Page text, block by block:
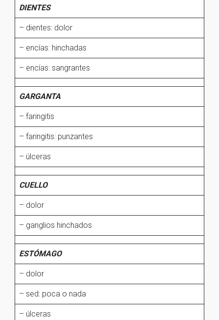
DIENTES
– dientes: dolor
– encías: hinchadas
– encías: sangrantes
GARGANTA
– faringitis
– faringitis: punzantes
– úlceras
CUELLO
– dolor
– ganglios hinchados
ESTÓMAGO
– dolor
– sed: poca o nada
– úlceras